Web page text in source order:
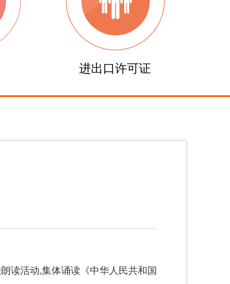
进出口许可证
读活动,集体诵读《中华人民共和国